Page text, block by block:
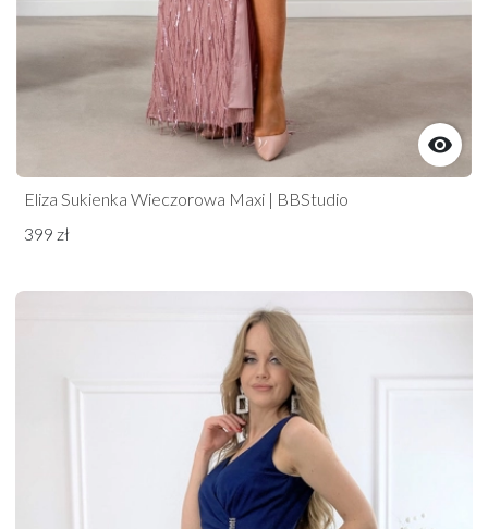

Eliza Sukienka Wieczorowa Maxi | BBStudio
399 zł